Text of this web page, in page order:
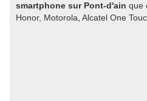
smartphone sur Pont-d'ain que
Honor, Motorola, Alcatel One